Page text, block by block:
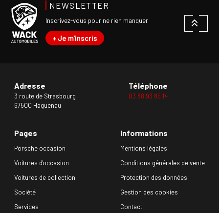
NEWSLETTER
Inscrivez-vous pour ne rien manquer
+ Je m'inscris
Adresse
3 route de Strasbourg
67500 Haguenau
Téléphone
03 88 93 85 14
Pages
Porsche occasion
Voitures d'occasion
Voitures de collection
Société
Services
Informations
Mentions légales
Conditions générales de vente
Protection des données
Gestion des cookies
Contact